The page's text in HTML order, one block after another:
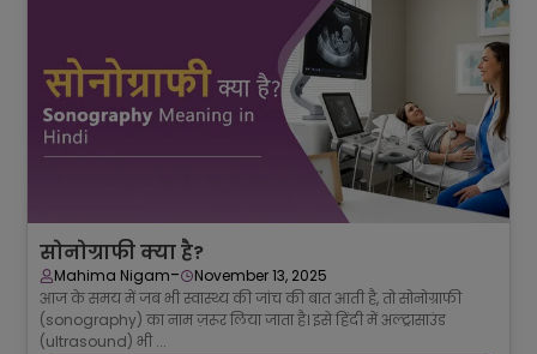
सोनोग्राफी क्या है?
Mahima Nigam-
November 13, 2025
आज के समय में जब भी स्वास्थ्य की जांच की बात आती है, तो सोनोग्राफी
(sonography) का नाम ज़रूर लिया जाता है। इसे हिंदी में अल्ट्रासाउंड
(ultrasound) भी ...